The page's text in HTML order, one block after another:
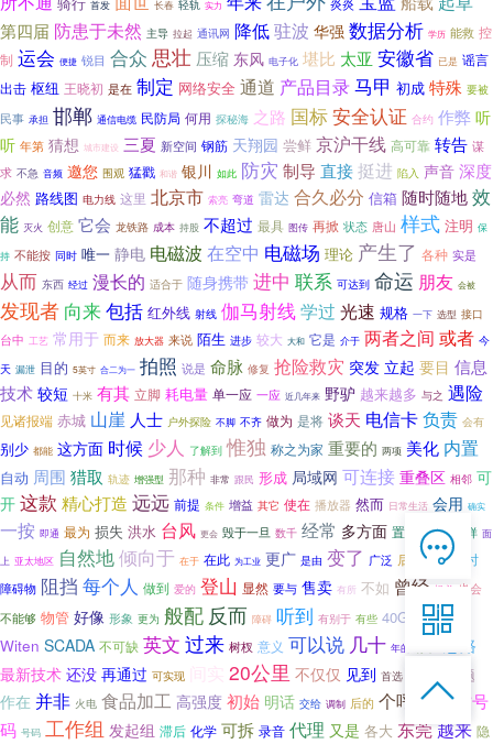
首发 长春 轻轨 实力
第四届 防患于未然 主导 拉起 通讯网 降低驻波 华强 数据分析 学历 能救 控
制 运会 便捷 锐目 合众 思壮 压缩 东风 电子化 堪比 太亚 安徽省 已是 谣言
出击 枢纽 王晓初 是在 制定 网络安全 通道 产品目录马甲 初成 特殊 要被
民事 承担 邯郸 通信电缆 民防局 何用 探秘海 之路 国标安全认证 合约 作弊 听
听 年第 猜想 城市建设 三夏 新空间 钢筋 天翔园 尝鲜 京沪干线 高可靠 转告 谋
求 不急 音频 邀您 围观 猛戳 和谐 银川 如此 防灾 制导 直接挺进 陷入 声音 深度
必然 路线图 电力线 这里 北京市 索亮 弯道 雷达 合久必分 信箱 随时随地效
能 灭火 创意 它会 龙铁路 成本 持股 不超过 最具 图传 再掀 状态 唐山 样式 注明 保
持 不能按 同时 唯一 静电 电磁波 在空中 电磁场 理论 产生了 各种 实是
从而 东西 经过 漫长的 适合于 随身携带 进中 联系 可达到 命运 朋友 会被
发现者 向来包括 红外线 射线 伽马射线学过 光速 规格 一下 选型 接口
台中 工艺 常用于 而来 放大器 来说 陌生 进步 较大 大和 它是 介于 两者之间 或者 今
天 漏泄 目的 5英寸 合二为一 拍照 说是 命脉 修复 抢险救灾 突发 立起 要目 信息
技术 较短 十米 有其 立脚 耗电量 单一应 一应 近几年来 野驴 越来越多 与之 遇险
见诸报端 赤城 山崖 人士 户外探险 不脚 不齐 做为 是将 谈天 电信卡负责 会有
别少 都能 这方面 时候 少人 了解到 惟独 称之为家 重要的 两项 美化 内置
自动 周围 猎取 轨迹 增强型 那种 非常 跟民 形成 局域网 可连接 重叠区 相邻 可
开 这款 精心打造 远远 前提 条件 增益 其它 使在 播放器 然而 日常生活 会用 确实
一按 即通 最为 损失 洪水 台风 更会 毁于一旦 数千 经常 多方面 置于 虽然 那样 面
上 亚太地区 自然地倾向于 在于 在此 为工业 更广 是由 变了 广泛 后来 再到 此时
障碍物 阻挡 每个人 做到 爱的 登山 显然 要与 售卖 有所 不如 曾经 想必 也会
不能够 物管 好像 形象 更为 般配 反而 障碍 听到 有别于 有些 40GB funlink
Witen SCADA 不可缺 英文 过来 树杈 意义 可以说 几十 年的 思路
最新技术 还没 再通过 可实现 20公里 不仅仅 见到 首选 难题
作在 并非 火电 食品加工 高强度 初始 明话 交给 调制 后的 个呼 联系人
方号
码 号码 工作组 发起组 滞后 化学 可拆 录音 代理 又是 各大 东莞 越来 隐


在线客服
7*12 QQ在线，服务咨询

服务热线
恭候聆听，023-86382199手机直接点击
拨打

